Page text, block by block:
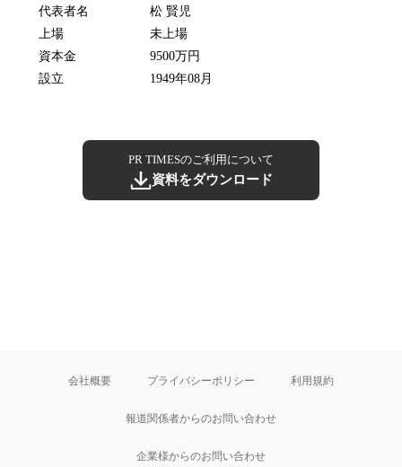
代表者名
松 賢児
上場
未上場
資本金
9500万円
設立
1949年08月
PR TIMESのご利用について
資料をダウンロード
会社概要 プライバシーポリシー 利用規約
報道関係者からのお問い合わせ
企業様からのお問い合わせ